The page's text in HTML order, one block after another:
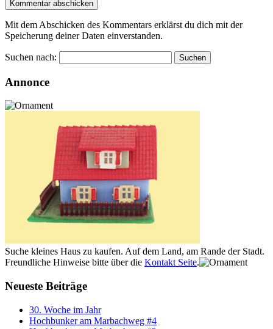
Mit dem Abschicken des Kommentars erklärst du dich mit der
Speicherung deiner Daten einverstanden.
Suchen nach:
Annonce
Suche kleines Haus zu kaufen. Auf dem Land, am Rande der Stadt.
Freundliche Hinweise bitte über die Kontakt Seite.
Neueste Beiträge
30. Woche im Jahr
Hochbunker am Marbachweg #4